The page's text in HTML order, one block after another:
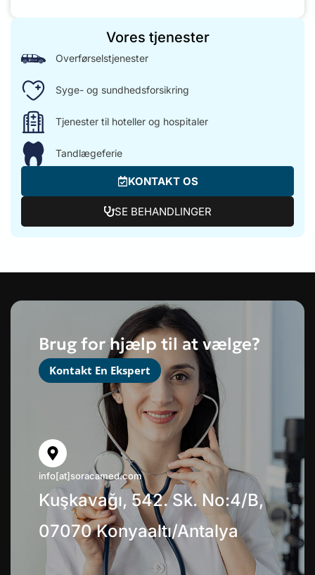
Vores tjenester
Overførselstjenester
Syge- og sundhedsforsikring
Tjenester til hoteller og hospitaler
Tandlægeferie
KONTAKT OS
SE BEHANDLINGER
Brug for hjælp til at vælge?
Kontakt En Ekspert
info[at]soracamed.com
Kuşkavağı, 542. Sk. No:4/B,
07070 Konyaaltı/Antalya